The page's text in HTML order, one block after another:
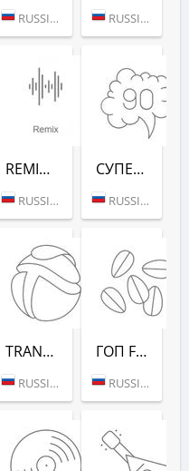
RUSSIA (MOSCOW) RUSSIA (MOSCOW)
REMIX (РАДИО РЕКОРД)
RUSSIA (MOSCOW)
СУПЕРДИСКОТЕКА 90-Х (РАДИО РЕКОРД)
RUSSIA (MOSCOW)
TRANCEMISSION (РАДИО РЕКОРД)
RUSSIA (MOSCOW)
ГОП FM (РАДИО РЕКОРД)
RUSSIA (MOSCOW)